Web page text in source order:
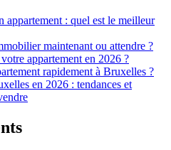
appartement : quel est le meilleur
maintenant ou attendre ?
appartement en 2026 ?
rapidement à Bruxelles ?
en 2026 : tendances et